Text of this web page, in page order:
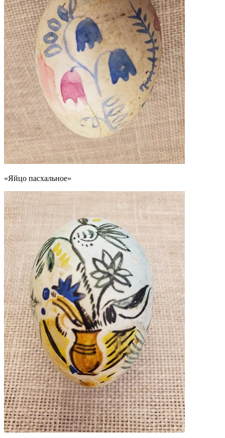
«Яйцо пасхальное»